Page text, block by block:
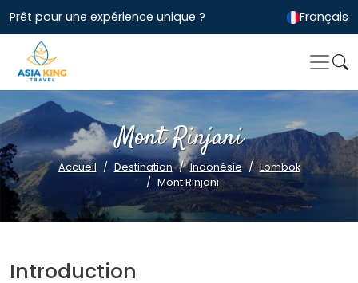
Prêt pour une expérience unique ? Français
Mont Rinjani
Accueil Destination Indonésie
Lombok
Mont Rinjani
Introduction